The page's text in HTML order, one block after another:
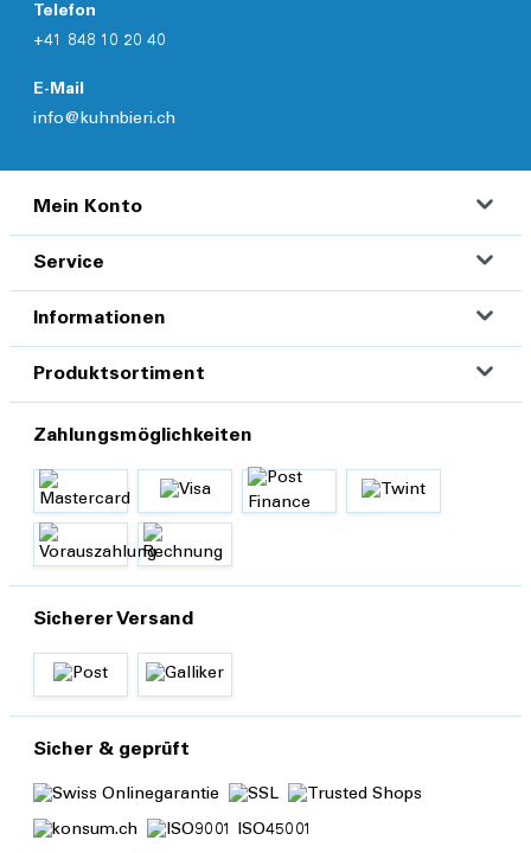
Telefon
+41 848 10 20 40
E-Mail
info@kuhnbieri.ch
Mein Konto
Service
Informationen
Produktsortiment
Zahlungsmöglichkeiten
Sicherer Versand
Sicher & geprüft